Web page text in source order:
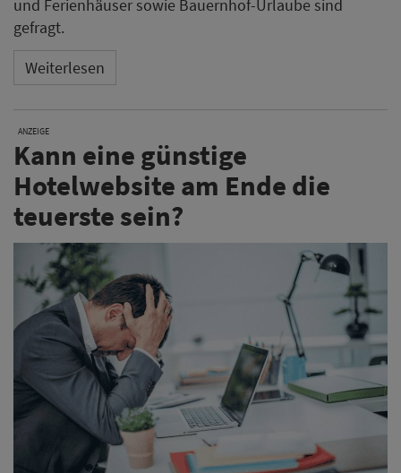
Wer nur auf den Preis schaut, zahlt später oft doppelt.
Hoher Pflegeaufwand, fehlende Funktionen oder
entgangene Direktbuchungen können die
vermeintliche Ersparnis schnell zunichtemachen. Mit
hellohotel hat XPORT ein Website-System entwickelt,
das speziell für Hotels konzipiert wurde: mit allen
wichtigen Funktionen, einfacher Pflege und einem
fairen Preis-Leistungs-Verhältnis. Unser Preisrechner
liefert Ihnen in nur 60 Sekunden eine erste
Orientierung.